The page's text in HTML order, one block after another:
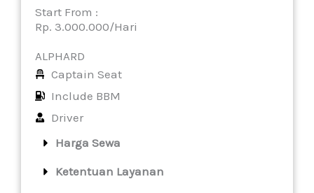
Start From :
Rp. 3.000.000/Hari
ALPHARD
Captain Seat
Include BBM
Driver
Harga Sewa
Ketentuan Layanan